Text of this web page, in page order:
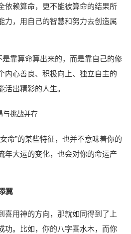
依赖算命，更不能被算命的结果所
力，用自己的智慧和努力去创造属
是靠算命算出来的，而是靠自己的修
内心善良、积极向上、独立自主的
出精彩的人生。
与挑战并存
命”的某些特征，也并不意味着你的
年大运的变化，也会对你的命运产
翼
喜用神的方向，那就如同得到了上
功。比如，你的八字喜水木，而你